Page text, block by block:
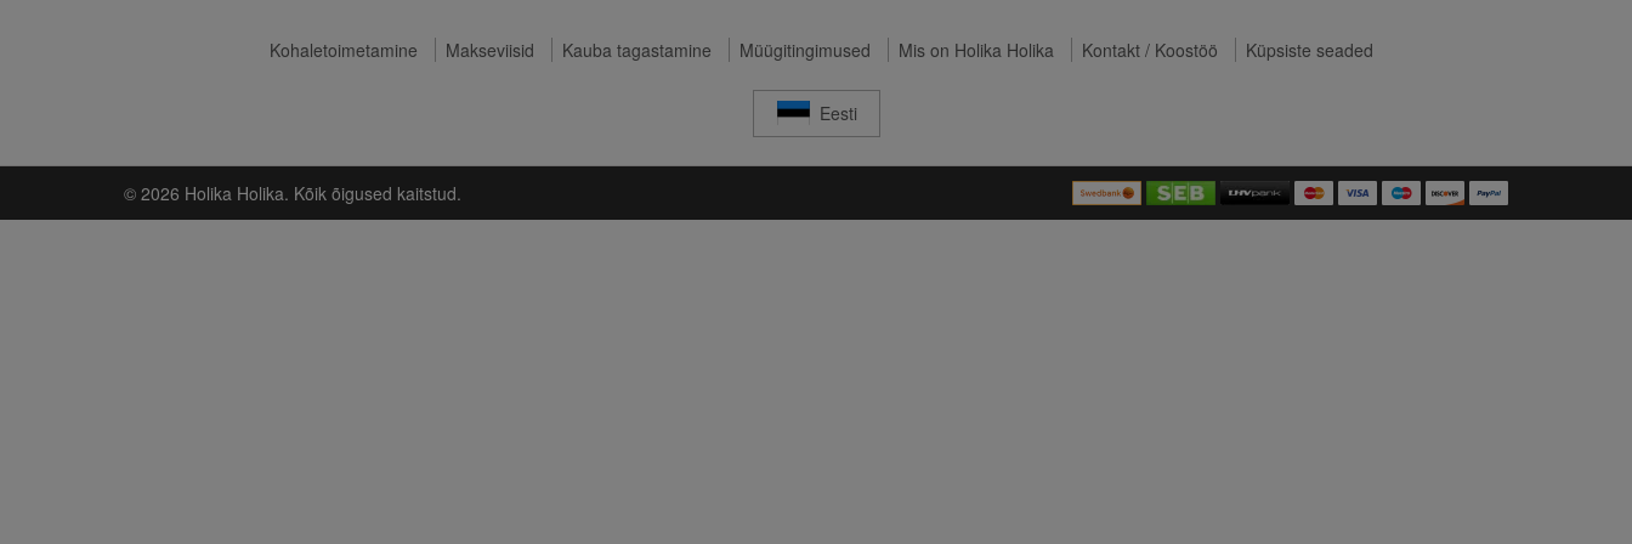
Kohaletoimetamine Makseviisid Kauba tagastamine Müügitingimused Mis on Holika Holika Kontakt / Koostöö Küpsiste seaded
Eesti
© 2026 Holika Holika. Kõik õigused kaitstud.